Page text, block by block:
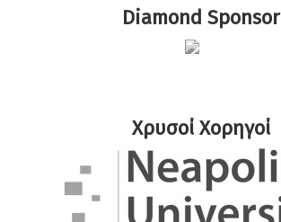
Diamond Sponsor
Χρυσοί Χορηγοί